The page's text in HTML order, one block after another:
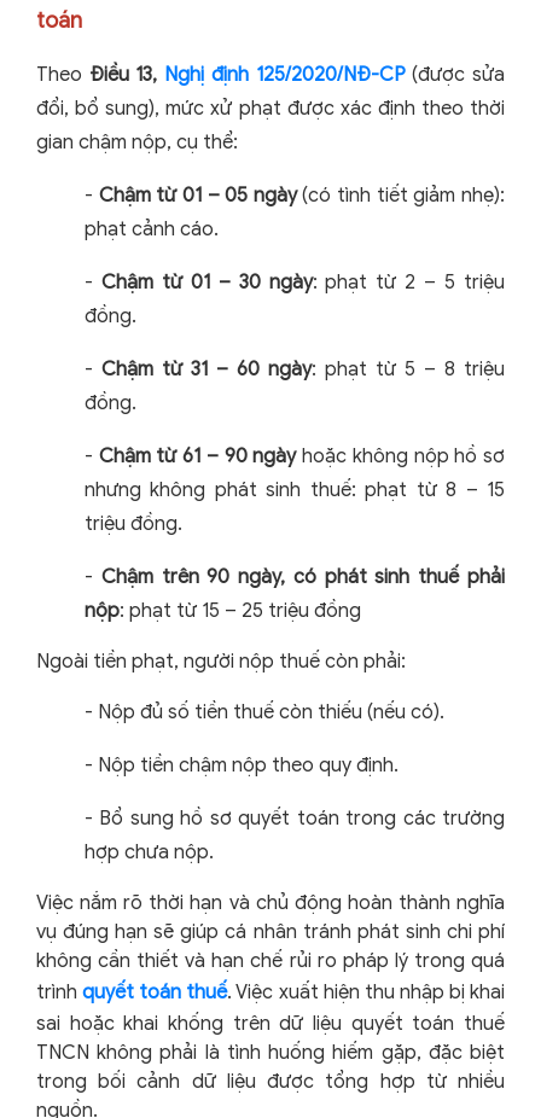
toán
Theo Điều 13, Nghị định 125/2020/NĐ-CP(được sửa
đổi, bổ sung), mức xử phạt được xác định theo thời
gian chậm nộp, cụ thể:
- Chậm từ 01 – 05 ngày(có tình tiết giảm nhẹ):
phạt cảnh cáo.
- Chậm từ 01 – 30 ngày: phạt từ 2 – 5 triệu
đồng.
- Chậm từ 31 – 60 ngày: phạt từ 5 – 8 triệu
đồng.
- Chậm từ 61 – 90 ngàyhoặc không nộp hồ sơ
nhưng không phát sinh thuế: phạt từ 8 – 15
triệu đồng.
- Chậm trên 90 ngày, có phát sinh thuế phải
nộp: phạt từ 15 – 25 triệu đồng
Ngoài tiền phạt, người nộp thuế còn phải:
- Nộp đủ số tiền thuế còn thiếu (nếu có).
- Nộp tiền chậm nộp theo quy định.
- Bổ sung hồ sơ quyết toán trong các trường
hợp chưa nộp.
Việc nắm rõ thời hạn và chủ động hoàn thành nghĩa
vụ đúng hạn sẽ giúp cá nhân tránh phát sinh chi phí
không cần thiết và hạn chế rủi ro pháp lý trong quá
trìnhquyết toán thuế.Việc xuất hiện thu nhập bị khai
sai hoặc khai khống trên dữ liệu quyết toán thuế
TNCN không phải là tình huống hiếm gặp, đặc biệt
trong bối cảnh dữ liệu được tổng hợp từ nhiều
nguồn.